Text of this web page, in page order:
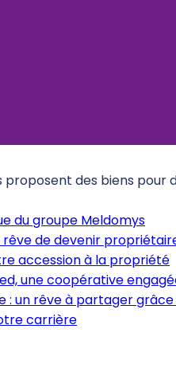
proposent des biens
du groupe Meldomys
de devenir
accession à la propriété
une coopérative
: un rêve à partager
carrière